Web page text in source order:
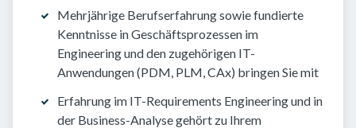
Mehrjährige Berufserfahrung sowie fundierte
Kenntnisse in Geschäftsprozessen im
Engineering und den zugehörigen IT-
Anwendungen (PDM, PLM, CAx) bringen Sie mit
Erfahrung im IT-Requirements Engineering und in
der Business-Analyse gehört zu Ihrem